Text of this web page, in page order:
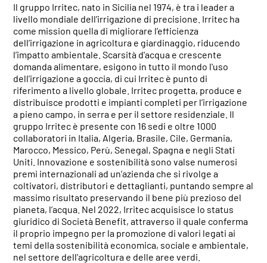
Il gruppo Irritec, nato in Sicilia nel 1974, è tra i leader a
livello mondiale dell’irrigazione di precisione. Irritec ha
come mission quella di migliorare l’efficienza
dell’irrigazione in agricoltura e giardinaggio, riducendo
l’impatto ambientale. Scarsità d'acqua e crescente
domanda alimentare, esigono in tutto il mondo l'uso
dell’irrigazione a goccia, di cui Irritec è punto di
riferimento a livello globale. Irritec progetta, produce e
distribuisce prodotti e impianti completi per l’irrigazione
a pieno campo, in serra e per il settore residenziale. Il
gruppo Irritec è presente con 16 sedi e oltre 1000
collaboratori in Italia, Algeria, Brasile, Cile, Germania,
Marocco, Messico, Perù, Senegal, Spagna e negli Stati
Uniti. Innovazione e sostenibilità sono valse numerosi
premi internazionali ad un’azienda che si rivolge a
coltivatori, distributori e dettaglianti, puntando sempre al
massimo risultato preservando il bene più prezioso del
pianeta, l’acqua. Nel 2022, Irritec acquisisce lo status
giuridico di Società Benefit, attraverso il quale conferma
il proprio impegno per la promozione di valori legati ai
temi della sostenibilità economica, sociale e ambientale,
nel settore dell'agricoltura e delle aree verdi.